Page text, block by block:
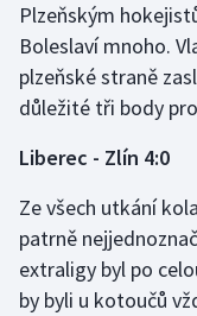
Plzeňským
Boleslaví mnoho.
plzeňské straně
důležité tři body
Liberec - Zlín 4:0
Ze všech utkání
patrně
extraligy byl po
by byli u kotoučů